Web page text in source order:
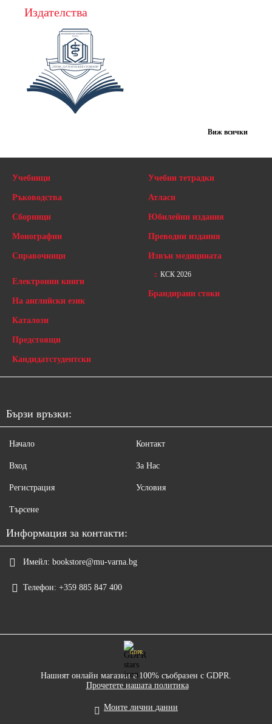
Издателства
Виж всички
Учебници
Ръководства
Сборници
Монографии
Справочници
Учебни тетрадки
Атласи
Юбилейни издания
Преводни издания
Извън медицината
Електронни книги
На английски език
Каталози
Предстоящи
Кандидатстудентски
КСК 2026
Брандирани стоки
Бързи връзки:
Начало
Вход
Регистрация
Търсене
Контакт
За Нас
Условия
Информация за контакти:
Имейл: bookstore@mu-varna.bg
Телефон: +359 885 847 400
GDPR
Нашият онлайн магазин е 100% съобразен с GDPR.
Прочетете нашата политика
Моите лични данни